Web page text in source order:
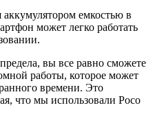
аккумулятором емкостью в
может легко работать
вы все равно сможете
работы, которое может
времени. Это
что мы использовали Poco